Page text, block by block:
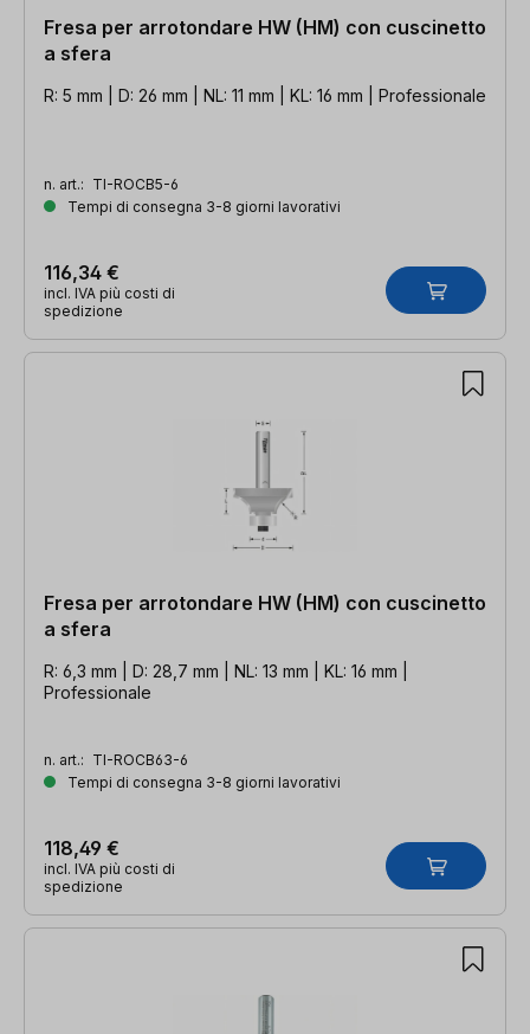
Fresa per arrotondare HW (HM) con cuscinetto
a sfera
R: 5 mm | D: 26 mm | NL: 11 mm | KL: 16 mm | Professionale
n. art.: TI-ROCB5-6
Tempi di consegna 3-8 giorni lavorativi
116,34 €
incl. IVA più costi di
spedizione
Fresa per arrotondare HW (HM) con cuscinetto
a sfera
R: 6,3 mm | D: 28,7 mm | NL: 13 mm | KL: 16 mm |
Professionale
n. art.: TI-ROCB63-6
Tempi di consegna 3-8 giorni lavorativi
118,49 €
incl. IVA più costi di
spedizione